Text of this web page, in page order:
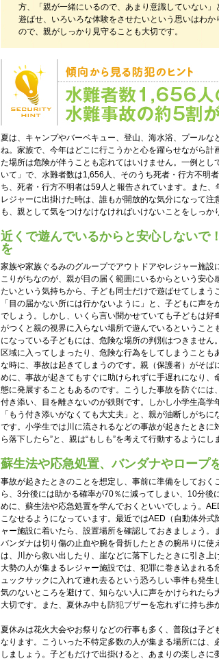
方、「親が一緒にいるので、あまり意識していない
遊ばせ、いろいろな体験をさせたいという思いはわ
ので、親がしっかり見守ることも大切です。
夏は、キャンプやバーベキュー、登山、海水浴、プール
ね。家族で、今年はどこに行こうかと心を躍らせながら
た場所は危険が伴うことも忘れてはいけません。一例と
いて」で、水難者数は1,656人、そのうち死者・行方不明
ち、死者・行方不明者は59人と報告されています。また
レジャーに出掛けた時は、誰もが開放的な気分になって
も、親として気をつけなけなければいけないことをしっか
近くで遊んでいるからと安心しないで
を
家族や家族ぐるみのグループでアウトドアやレジャー施設
こりがちなのが、親が目の届く範囲にいるからという安心
たいという気持ちから、子ども同士だけで遊ばせてしまう
「目の届かない所には行かないように」と、子どもに声を
でしょう。しかし、いくら言い聞かせていても子どもは好
がつくと親の視界に入らない場所で遊んでいるということ
になっている子どもには、危険な場所の判別はつきません
区域に入ってしまったり、危険な行為をしてしまうことも
な時に、事故は起きてしまうのです。親（保護者）がそば
めに、事故が起きてもすぐに助けられずに手遅れになり、
態に発展することもあるのです。こうした事故を防ぐには
付き添い、目を離さないのが鉄則です。しかし小学生高学
「もう付き添いがなくても大丈夫」と、親が油断しがちに
です。小学生では川に流されるなどの事故が起きたときに
ら落下したら”と、親は“もしも”を考えて行動するようにし
蘇生法や応急処置、バンダナやロープ
事故が起きたときのことを想定し、事前に準備をしてお
ら、3分後には助かる確率が70％に減ってしまい、10分
めに、蘇生法や応急処置を学んでおくといいでしょう。
こなせるようになっています。最近ではAED（自動体外
ャー施設に着いたら、設置場所を確認しておきましょう
バンダナは切り傷の止血や腕を骨折したときの腕吊りに
は、川から救い出したり、崖などに落下したときに引き上
大勢の人が集まるレジャー施設では、犯罪に巻き込まれ
ュックサックに入れて連れ去るという恐ろしい事件も発
気のないところを避けて、知らない人に声をかけられた
大切です。また、夏休み中も 防犯ブザーを忘れずに持ち歩
夏休みは花火大会やお祭りなどの行事も多く、普段は子
なります。こういった不特定多数の人が集まる場所には
しましょう。子どもだけで出掛けると、あまりの楽しさ